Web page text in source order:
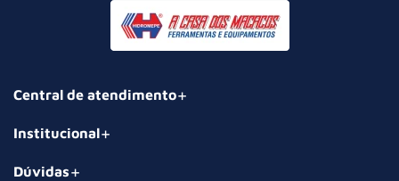
Central de atendimento
Institucional
Dúvidas